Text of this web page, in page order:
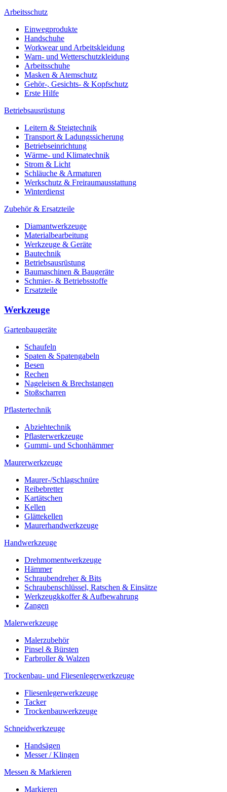
Arbeitsschutz
Einwegprodukte
Handschuhe
Workwear und Arbeitskleidung
Warn- und Wetterschutzkleidung
Arbeitsschuhe
Masken & Atemschutz
Gehör-, Gesichts- & Kopfschutz
Erste Hilfe
Betriebsausrüstung
Leitern & Steigtechnik
Transport & Ladungssicherung
Betriebseinrichtung
Wärme- und Klimatechnik
Strom & Licht
Schläuche & Armaturen
Werkschutz & Freiraumausstattung
Winterdienst
Zubehör & Ersatzteile
Diamantwerkzeuge
Materialbearbeitung
Werkzeuge & Geräte
Bautechnik
Betriebsausrüstung
Baumaschinen & Baugeräte
Schmier- & Betriebsstoffe
Ersatzteile
Werkzeuge
Gartenbaugeräte
Schaufeln
Spaten & Spatengabeln
Besen
Rechen
Nageleisen & Brechstangen
Stoßscharren
Pflastertechnik
Abziehtechnik
Pflasterwerkzeuge
Gummi- und Schonhämmer
Maurerwerkzeuge
Maurer-/Schlagschnüre
Reibebretter
Kartätschen
Kellen
Glättekellen
Maurerhandwerkzeuge
Handwerkzeuge
Drehmomentwerkzeuge
Hämmer
Schraubendreher & Bits
Schraubenschlüssel, Ratschen & Einsätze
Werkzeugkkoffer & Aufbewahrung
Zangen
Malerwerkzeuge
Malerzubehör
Pinsel & Bürsten
Farbroller & Walzen
Trockenbau- und Fliesenlegerwerkzeuge
Fliesenlegerwerkzeuge
Tacker
Trockenbauwerkzeuge
Schneidwerkzeuge
Handsägen
Messer / Klingen
Messen & Markieren
Markieren